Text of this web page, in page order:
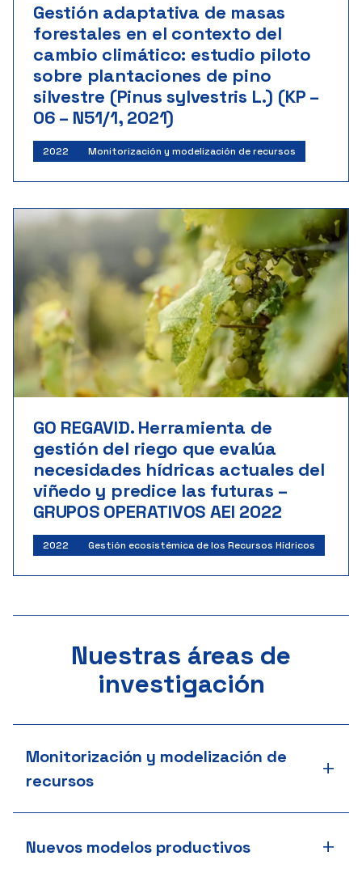
Gestión adaptativa de masas
forestales en el contexto del
cambio climático: estudio piloto
sobre plantaciones de pino
silvestre (Pinus sylvestris L.) (KP –
06 – N51/1, 2021)
2022 Monitorización y modelización de recursos
GO REGAVID. Herramienta de
gestión del riego que evalúa
necesidades hídricas actuales del
viñedo y predice las futuras –
GRUPOS OPERATIVOS AEI 2022
2022 Gestión ecosistémica de los Recursos Hídricos
Nuestras áreas de
investigación
Monitorización y modelización de
recursos
+
Nuevos modelos productivos +